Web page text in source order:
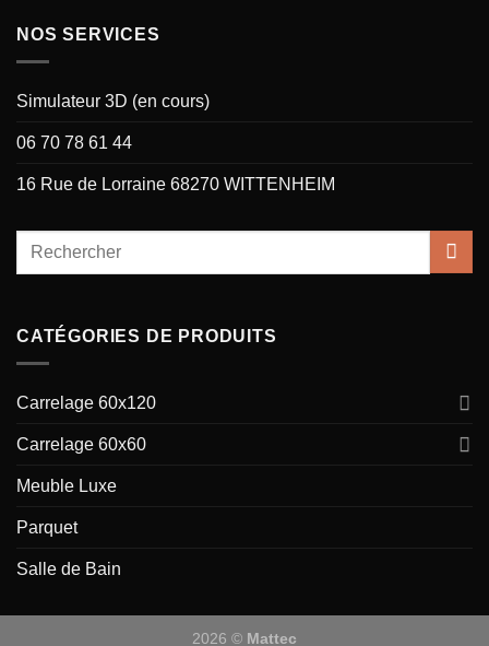
NOS SERVICES
Simulateur 3D (en cours)
06 70 78 61 44
16 Rue de Lorraine 68270 WITTENHEIM
CATÉGORIES DE PRODUITS
Carrelage 60x120
Carrelage 60x60
Meuble Luxe
Parquet
Salle de Bain
2026 © Mattec